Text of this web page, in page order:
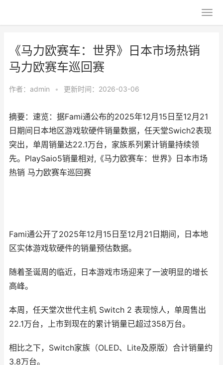
《马力欧赛车：世界》日本市场热销
马力欧赛车巡回赛
作者： admin • 更新时间：2026-03-06
摘要：速览：据Fami通公布的2025年12月15日至12月21
日期间日本地区游戏软硬件销量数据，任天堂Swich2表现
突出，单周销量达22.1万台，家族系列累计销量持续领
先。PlaySaio5销量相对,《马力欧赛车：世界》日本市场
热销 马力欧赛车巡回赛
Fami通公开了2025年12月15日至12月21日期间，日本地
区实体游戏软硬件的销量预估数据。
随着圣诞周的临近，日本游戏市场迎来了一波明显的增长
高峰。
本周，任天堂次世代主机 Switch 2 表现惊人，单周售出
22.1万台，上市到现在的累计销量已超过358万台。
相比之下，Switch家族（OLED、Lite及原版）合计销量约
3.8万台。